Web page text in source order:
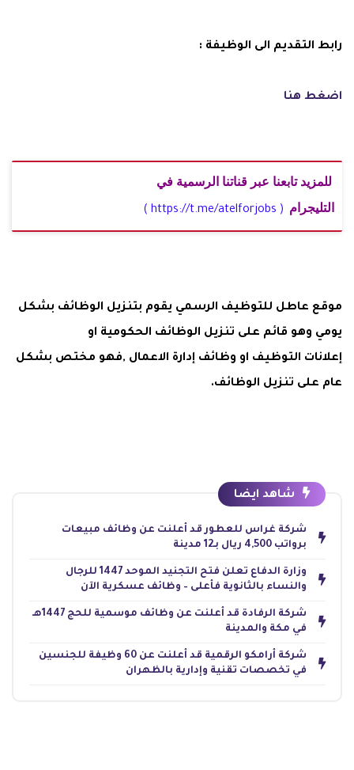
رابط التقديم الى الوظيفة :
اضغط هنا
للمزيد تابعنا عبر قناتنا الرسمية في
التليجرام ( https://t.me/atelforjobs )
موقع عاطل للتوظيف الرسمي يقوم بتنزيل الوظائف بشكل
يومي وهو قائم على تنزيل الوظائف الحكومية او
إعلانات التوظيف او وظائف إدارة الاعمال ,فهو مختص بشكل
عام على تنزيل الوظائف.
شاهد ايضا
شركة غراس للعطور قد أعلنت عن وظائف مبيعات
برواتب 4,500 ريال بـ12 مدينة
وزارة الدفاع تعلن فتح التجنيد الموحد 1447 للرجال
والنساء بالثانوية فأعلى – وظائف عسكرية الآن
شركة الرفادة قد أعلنت عن وظائف موسمية للحج 1447هـ
في مكة والمدينة
شركة أرامكو الرقمية قد أعلنت عن 60 وظيفة للجنسين
في تخصصات تقنية وإدارية بالظهران